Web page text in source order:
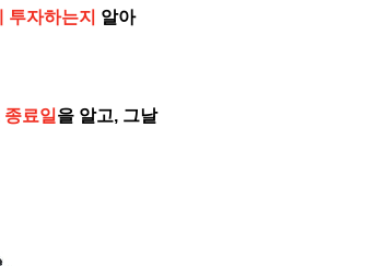
투자하는지 알아
종료일 을 알고, 그날